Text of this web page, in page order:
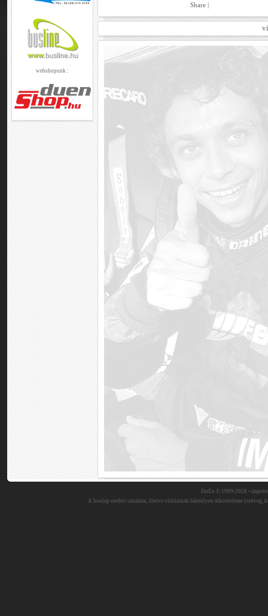
webshopunk :
Share |
DuEn © 1999-2026 •
A honlap eredeti tartalma, illetve oldalainak bármilyen alkotóeleme (szöveg,